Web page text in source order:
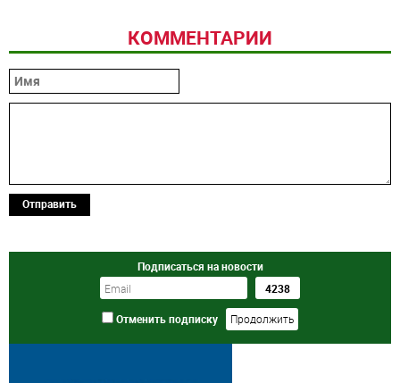
КОММЕНТАРИИ
Отправить
Подписаться на новости
Отменить подписку